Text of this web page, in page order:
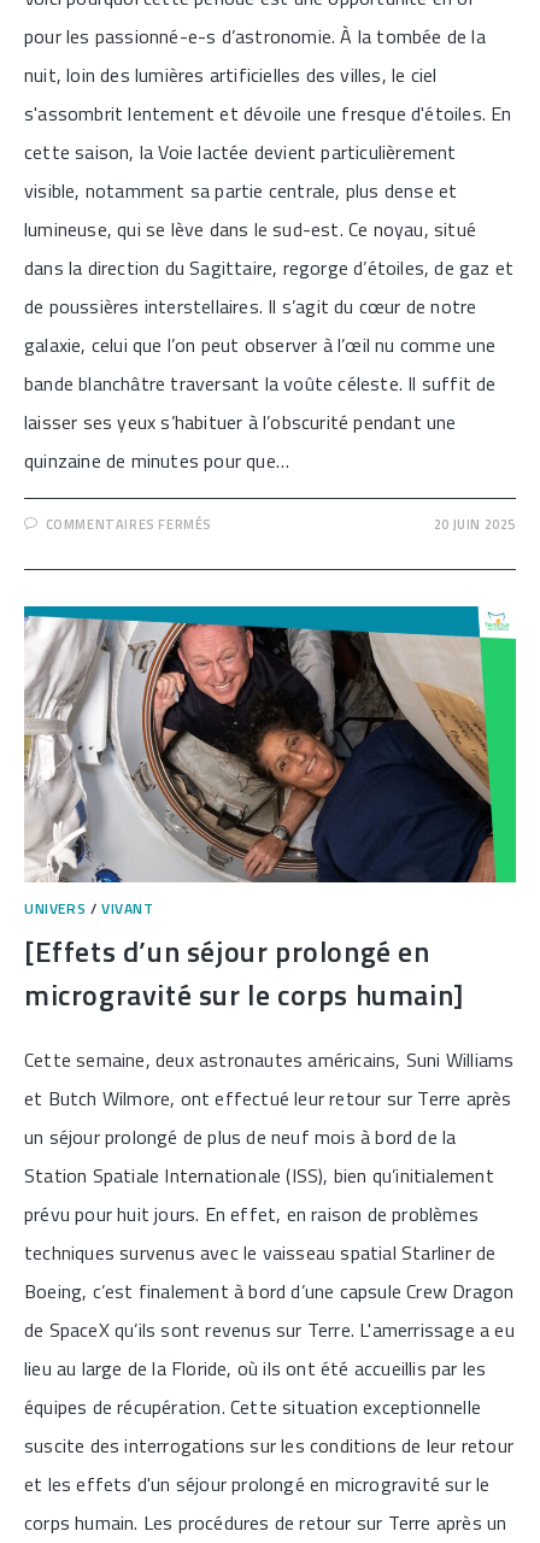
pour les passionné-e-s d’astronomie. À la tombée de la
nuit, loin des lumières artificielles des villes, le ciel
s'assombrit lentement et dévoile une fresque d'étoiles. En
cette saison, la Voie lactée devient particulièrement
visible, notamment sa partie centrale, plus dense et
lumineuse, qui se lève dans le sud-est. Ce noyau, situé
dans la direction du Sagittaire, regorge d’étoiles, de gaz et
de poussières interstellaires. Il s’agit du cœur de notre
galaxie, celui que l’on peut observer à l’œil nu comme une
bande blanchâtre traversant la voûte céleste. Il suffit de
laisser ses yeux s’habituer à l’obscurité pendant une
quinzaine de minutes pour que…
COMMENTAIRES FERMÉS
:
RENDEZ-
VOUS
EXCEPTIONNEL]
20 JUIN 2025
UNIVERS /VIVANT
[Effets d’un séjour prolongé en
microgravité sur le corps humain]
Cette semaine, deux astronautes américains, Suni Williams
et Butch Wilmore, ont effectué leur retour sur Terre après
un séjour prolongé de plus de neuf mois à bord de la
Station Spatiale Internationale (ISS), bien qu’initialement
prévu pour huit jours. En effet, en raison de problèmes
techniques survenus avec le vaisseau spatial Starliner de
Boeing, c’est finalement à bord d’une capsule Crew Dragon
de SpaceX qu’ils sont revenus sur Terre. L'amerrissage a eu
lieu au large de la Floride, où ils ont été accueillis par les
équipes de récupération. Cette situation exceptionnelle
suscite des interrogations sur les conditions de leur retour
et les effets d'un séjour prolongé en microgravité sur le
corps humain. Les procédures de retour sur Terre après un